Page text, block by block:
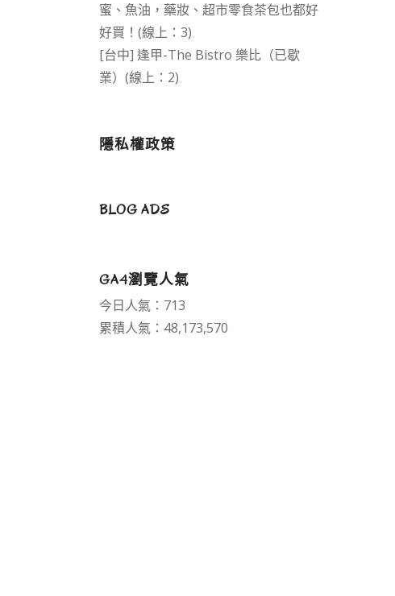
蜜、魚油，藥妝、超市零食茶包也都好
好買！(線上：3)
[台中] 逢甲-The Bistro 樂比（已歇
業）(線上：2)
隱私權政策
BLOG ADS
GA4瀏覽人氣
今日人氣：713
累積人氣：48,173,570